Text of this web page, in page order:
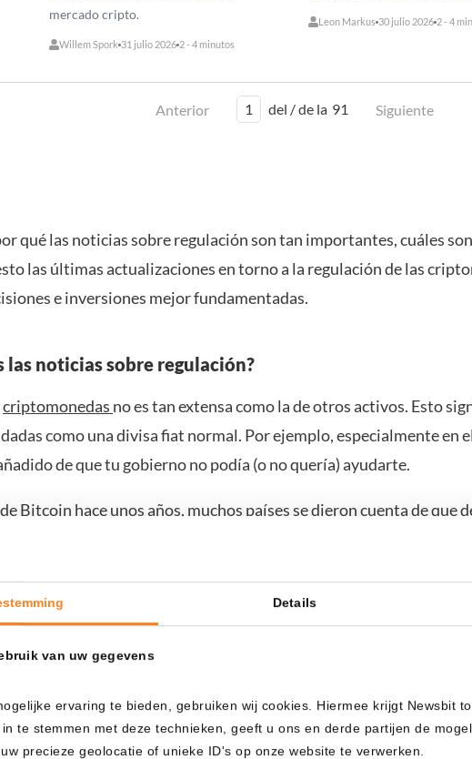
Details
van uw gegevens
ervaring te bieden, gebruiken wij cookies. Hiermee krijgt Newsbit
te stemmen met deze technieken, geeft u ons en derde partijen de
precieze geolocatie of unieke ID's op onze website te verwerken.
mercado cripto.
Willem Spork 31 julio 2026 2 - 4 minutos
Leon Markus 30 julio 2026 2 - 4
Anterior 1 del / de la 91 Siguiente
qué las noticias sobre regulación son tan importantes, cuáles
las últimas actualizaciones en torno a la regulación de las
e inversiones mejor fundamentadas.
las noticias sobre regulación?
criptomonedas no es tan extensa como la de otros activos. Esto
como una divisa fiat normal. Por ejemplo, especialmente en
de que tu gobierno no podía (o no quería) ayudarte.
Bitcoin hace unos años, muchos países se dieron cuenta de
noticias sobre regulación aparecen con frecuencia en los medios
como internacional.
las
. Un ejemplo son Bolivia, Marruecos o
a las criptomonedas en sí, sino a las posibilidades de blanqueo
Europea, verás que el blanqueo de dinero suele ser el tema